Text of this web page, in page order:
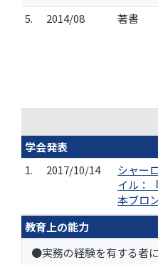
5.
2014/08 著書
学会発表
1.
2017/10/14
シャー
イル：
本ブロ
教育上の能力
●実務の経験を有する者